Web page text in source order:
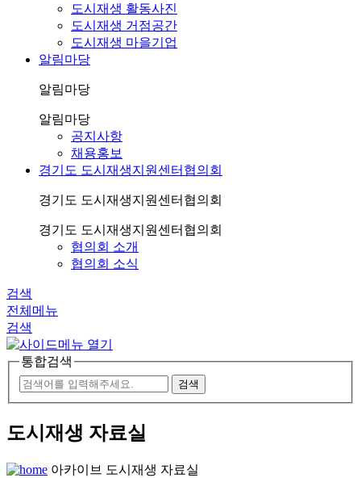
도시재생 활동사진
도시재생 거점공간
도시재생 마을기업
알림마당
알림마당
알림마당
공지사항
채용홍보
경기도 도시재생지원센터협의회
경기도 도시재생지원센터협의회
경기도 도시재생지원센터협의회
협의회 소개
협의회 소식
검색
전체메뉴
검색
통합검색
도시재생 자료실
아카이브 도시재생 자료실